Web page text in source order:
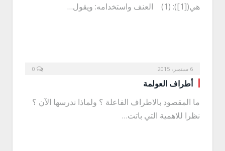
هي([1]): (1) العنف واستخدامه: ويقول…
6 سبتمبر، 2015
أطراف العولمة
ما المقصود بالاطراف الفاعلة ؟ ولماذا ندرسها الآن ؟
نظرا للاهمية التي باتت…